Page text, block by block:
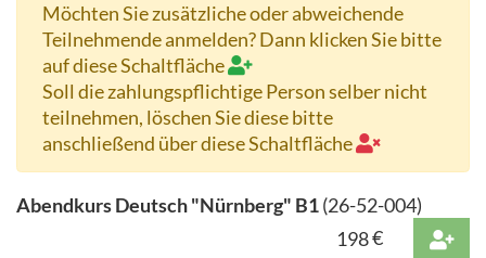
Möchten Sie zusätzliche oder abweichende
Teilnehmende anmelden? Dann klicken Sie bitte
auf diese Schaltfläche
Soll die zahlungspflichtige Person selber nicht
teilnehmen, löschen Sie diese bitte
anschließend über diese Schaltfläche
Abendkurs Deutsch "Nürnberg" B1(26-52-004)
198€